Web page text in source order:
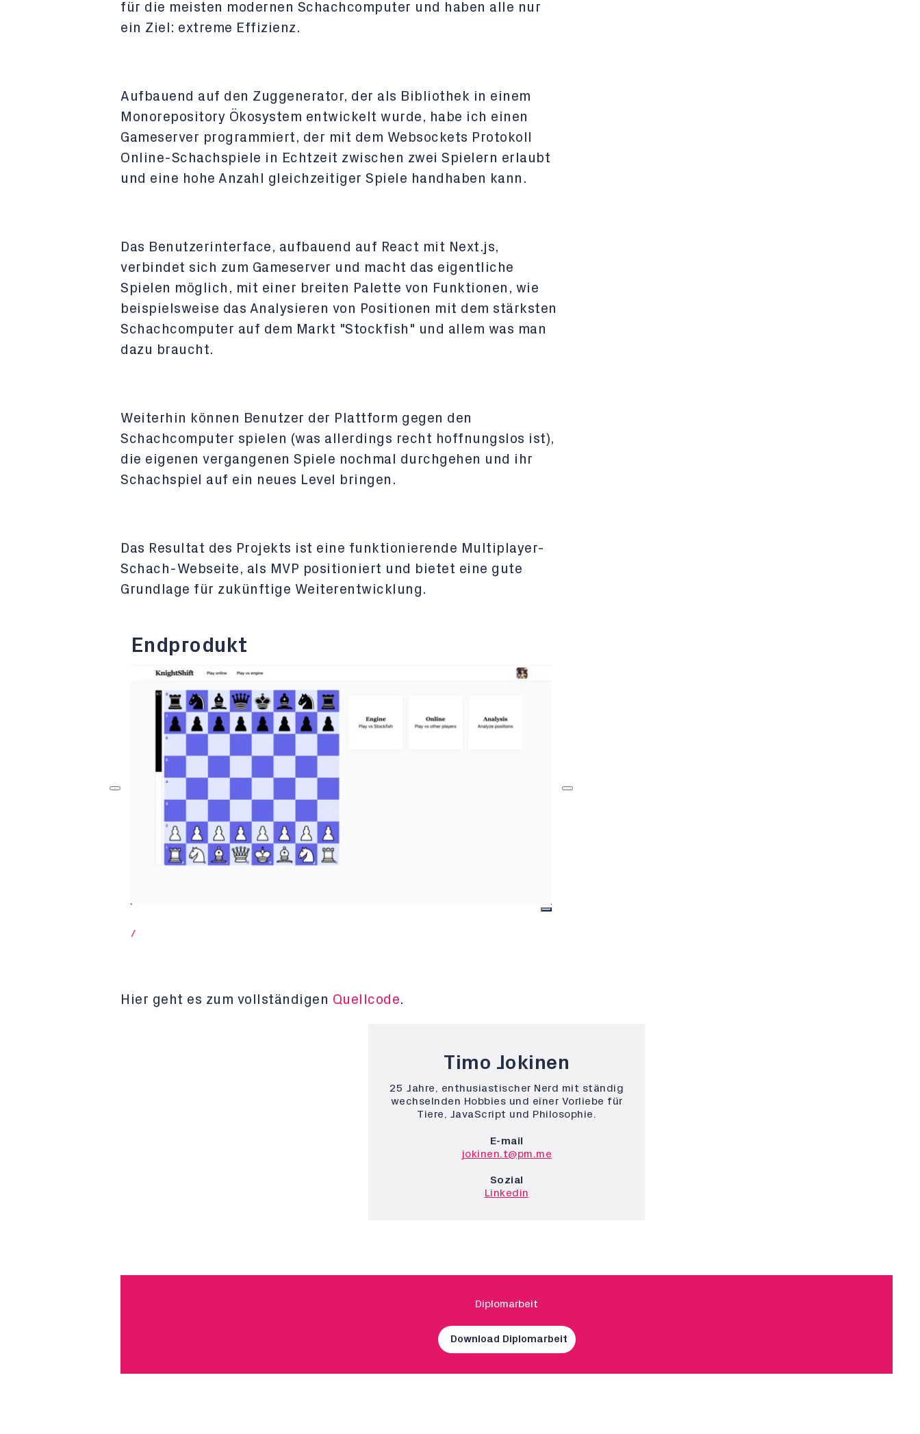
für die meisten modernen Schachcomputer und haben alle nur
ein Ziel: extreme Effizienz.
Aufbauend auf den Zuggenerator, der als Bibliothek in einem
Monorepository Ökosystem entwickelt wurde, habe ich einen
Gameserver programmiert, der mit dem Websockets Protokoll
Online-Schachspiele in Echtzeit zwischen zwei Spielern erlaubt
und eine hohe Anzahl gleichzeitiger Spiele handhaben kann.
Das Benutzerinterface, aufbauend auf React mit Next.js,
verbindet sich zum Gameserver und macht das eigentliche
Spielen möglich, mit einer breiten Palette von Funktionen, wie
beispielsweise das Analysieren von Positionen mit dem stärksten
Schachcomputer auf dem Markt "Stockfish" und allem was man
dazu braucht.
Weiterhin können Benutzer der Plattform gegen den
Schachcomputer spielen (was allerdings recht hoffnungslos ist),
die eigenen vergangenen Spiele nochmal durchgehen und ihr
Schachspiel auf ein neues Level bringen.
Das Resultat des Projekts ist eine funktionierende Multiplayer-
Schach-Webseite, als MVP positioniert und bietet eine gute
Grundlage für zukünftige Weiterentwicklung.
Endprodukt
/
Hier geht es zum vollständigen Quellcode.
Timo Jokinen
25 Jahre, enthusiastischer Nerd mit ständig
wechselnden Hobbies und einer Vorliebe für
Tiere, JavaScript und Philosophie.
E-mail
jokinen.t@pm.me
Sozial
Linkedin
Diplomarbeit
Download Diplomarbeit